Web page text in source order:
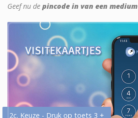
Geef nu de pincode in van een medium
2c. Keuze - Druk op toets 3 +